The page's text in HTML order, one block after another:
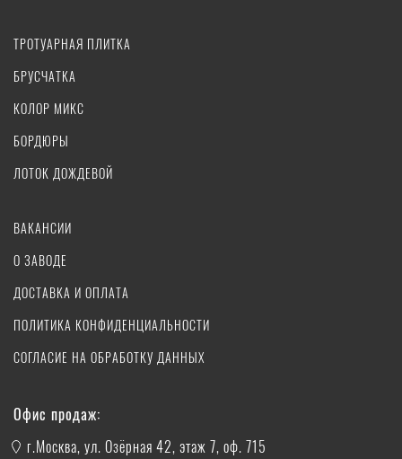
ТРОТУАРНАЯ ПЛИТКА
БРУСЧАТКА
КОЛОР МИКС
БОРДЮРЫ
ЛОТОК ДОЖДЕВОЙ
ВАКАНСИИ
О ЗАВОДЕ
ДОСТАВКА И ОПЛАТА
ПОЛИТИКА КОНФИДЕНЦИАЛЬНОСТИ
СОГЛАСИЕ НА ОБРАБОТКУ ДАННЫХ
Офис продаж:
г.Москва, ул. Озёрная 42, этаж 7, оф. 715